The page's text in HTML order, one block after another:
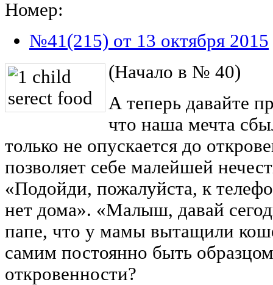
Номер:
№41(215) от 13 октября 2015
(Начало в № 40)
А теперь давайте
что наша мечта
только не опускается до
позволяет себе малейшей
«Подойди, пожалуйста, к
нет дома». «Малыш, давай
папе, что у мамы вытащили
самим постоянно быть
откровенности?